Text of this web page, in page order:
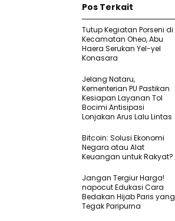
Pos Terkait
Tutup Kegiatan Porseni di
Kecamatan Oheo, Abu
Haera Serukan Yel-yel
Konasara
Jelang Nataru,
Kementerian PU Pastikan
Kesiapan Layanan Tol
Bocimi Antisipasi
Lonjakan Arus Lalu Lintas
Bitcoin: Solusi Ekonomi
Negara atau Alat
Keuangan untuk Rakyat?
Jangan Tergiur Harga!
napocut Edukasi Cara
Bedakan Hijab Paris yang
Tegak Paripurna